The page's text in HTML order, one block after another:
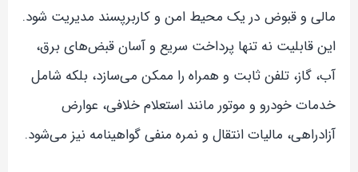
مالی و قبوض در یک محیط امن و کاربرپسند مدیریت شود.
این قابلیت نه تنها پرداخت سریع و آسان قبض‌های برق،
آب، گاز، تلفن ثابت و همراه را ممکن می‌سازد، بلکه شامل
خدمات خودرو و موتور مانند استعلام خلافی، عوارض
آزادراهی، مالیات انتقال و نمره منفی گواهینامه نیز می‌شود.